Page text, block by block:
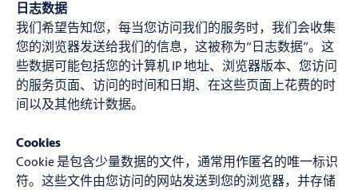
日志数据
我们希望告知您，每当您访问我们的服务时，我们会收集
您的浏览器发送给我们的信息，这被称为“日志数据”。这
些数据可能包括您的计算机 IP 地址、浏览器版本、您访问
的服务页面、访问的时间和日期、在这些页面上花费的时
间以及其他统计数据。
Cookies
Cookie 是包含少量数据的文件，通常用作匿名的唯一标识
符。这些文件由您访问的网站发送到您的浏览器，并存储